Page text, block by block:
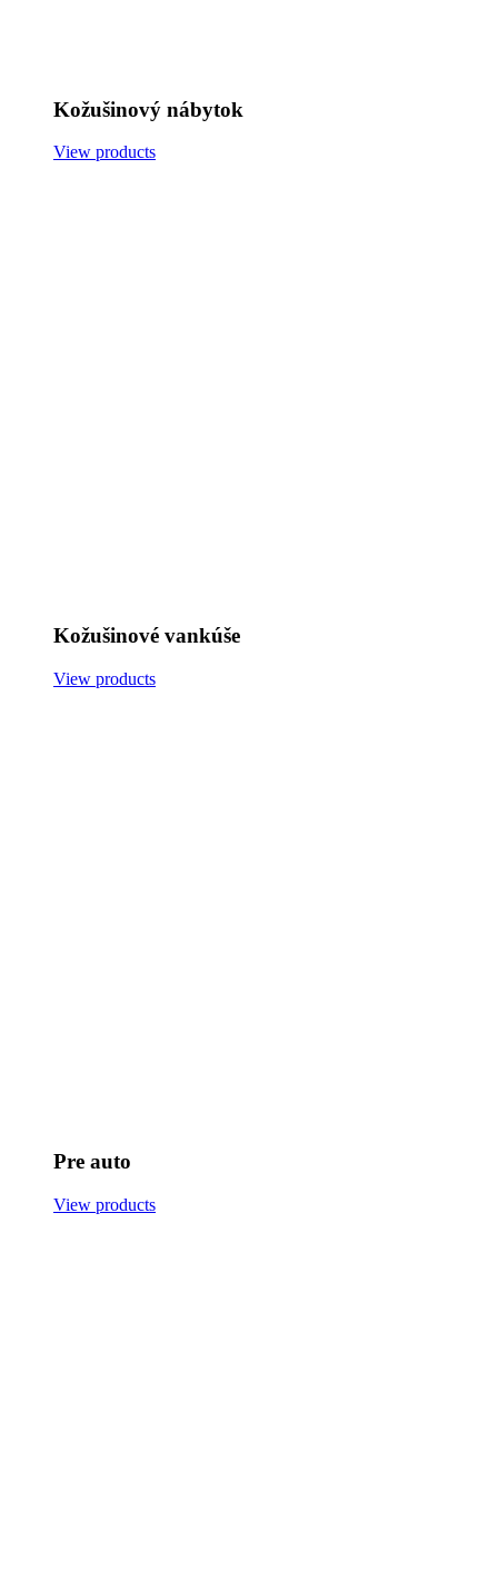
Kožušinový nábytok
View products
Kožušinové vankúše
View products
Pre auto
View products